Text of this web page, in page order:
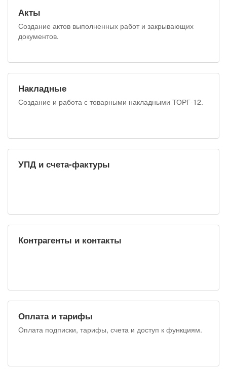
Акты
Создание актов выполненных работ и закрывающих
документов.
Накладные
Создание и работа с товарными накладными ТОРГ-12.
УПД и счета-фактуры
Контрагенты и контакты
Оплата и тарифы
Оплата подписки, тарифы, счета и доступ к функциям.